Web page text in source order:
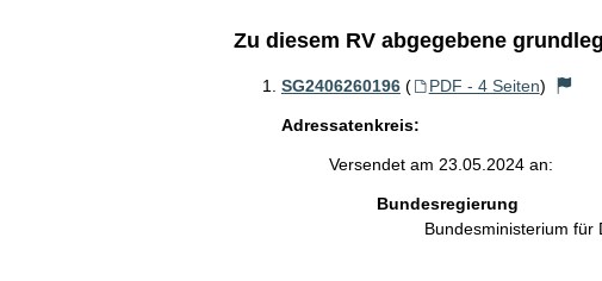
Zu diesem RV abgegebene
SG2406260196 ( PDF - 4 Seiten)
Adressatenkreis:
Versendet am 23.05.2024 an:
Bundesregierung
Bundesministerium für